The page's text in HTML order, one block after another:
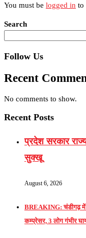
You must be logged in to
Search
Follow Us
Recent
No comments to show.
Recent Posts
प्रदेश सरकार
सुक्खू
August 6, 2026
BREAKING: चंडीगढ़ में
कम्प्रेसर, 3 लोग गंभीर